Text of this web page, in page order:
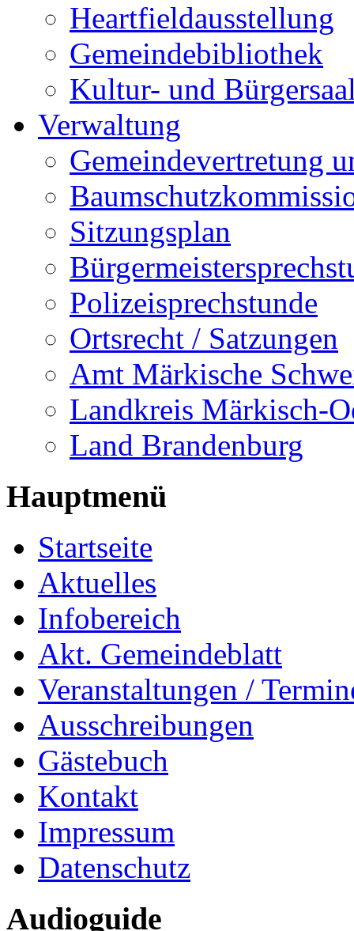
Heartfieldausstellung
Gemeindebibliothek
Kultur- und
Verwaltung
Gemeindevertretung
Sitzungsplan
Polizeisprechstunde
Ortsrecht / Satzungen
Amt Märkische
Landkreis Märkisch-
Land Brandenburg
Hauptmenü
Startseite
Aktuelles
Infobereich
Akt. Gemeindeblatt
Veranstaltungen /
Ausschreibungen
Gästebuch
Kontakt
Impressum
Datenschutz
Audioguide